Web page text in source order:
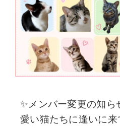
✨メンバー変更の知
愛い猫たちに逢いに